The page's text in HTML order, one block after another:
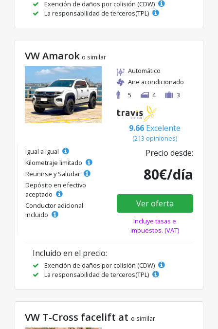
Exención de daños por colisión (CDW)
La responsabilidad de terceros(TPL)
VW Amarok o similar
Automático
Aire acondicionado
5
4 3
9.66 Excelente
(213 opiniones)
Igual a igual
Kilometraje limitado
Reunirse y Saludar
Depósito en efectivo
aceptado
Conductor adicional
incluido
Precio desde:
80€/día
Ver oferta
Incluye tasas e
impuestos. (VAT)
Incluido en el precio:
Exención de daños por colisión (CDW)
La responsabilidad de terceros(TPL)
VW T-Cross facelift at o similar